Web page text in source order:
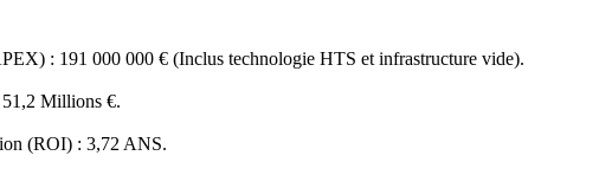
: 191 000 000 € (Inclus technologie HTS et infrastructure vide).
Millions €.
(ROI) : 3,72 ANS.